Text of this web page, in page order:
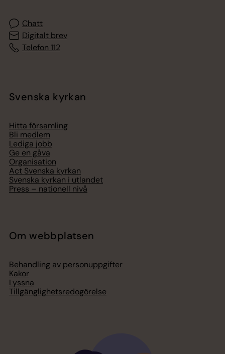
Chatt
Digitalt brev
Telefon 112
Svenska kyrkan
Hitta församling
Bli medlem
Lediga jobb
Ge en gåva
Organisation
Act Svenska kyrkan
Svenska kyrkan i utlandet
Press – nationell nivå
Om webbplatsen
Behandling av personuppgifter
Kakor
Lyssna
Tillgänglighetsredogörelse